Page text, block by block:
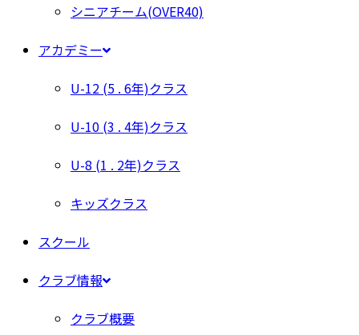
シニアチーム(OVER40)
アカデミー
U-12 (5 . 6年)クラス
U-10 (3 . 4年)クラス
U-8 (1 . 2年)クラス
キッズクラス
スクール
クラブ情報
クラブ概要